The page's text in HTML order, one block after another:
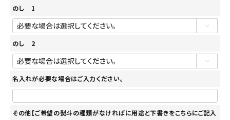
のし 1
のし 2
名入れが必要な場合はご入力ください。
その他【ご希望の熨斗の種類がなければに用途と下書きをこちらにご記入